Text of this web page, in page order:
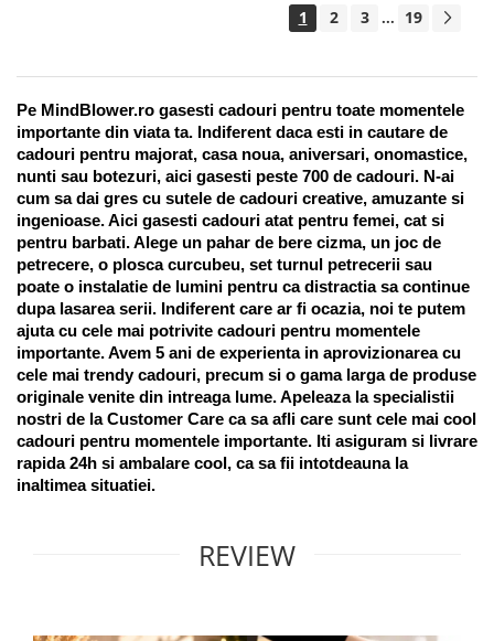
1 2 3 ... 19
Pe MindBlower.ro gasesti cadouri pentru toate momentele
importante din viata ta. Indiferent daca esti in cautare de
cadouri pentru majorat, casa noua, aniversari, onomastice,
nunti sau botezuri, aici gasesti peste 700 de cadouri. N-ai
cum sa dai gres cu sutele de cadouri creative, amuzante si
ingenioase. Aici gasesti cadouri atat pentru femei, cat si
pentru barbati. Alege un pahar de bere cizma, un joc de
petrecere, o plosca curcubeu, set turnul petrecerii sau
poate o instalatie de lumini pentru ca distractia sa continue
dupa lasarea serii. Indiferent care ar fi ocazia, noi te putem
ajuta cu cele mai potrivite cadouri pentru momentele
importante. Avem 5 ani de experienta in aprovizionarea cu
cele mai trendy cadouri, precum si o gama larga de produse
originale venite din intreaga lume. Apeleaza la specialistii
nostri de la Customer Care ca sa afli care sunt cele mai cool
cadouri pentru momentele importante. Iti asiguram si livrare
rapida 24h si ambalare cool, ca sa fii intotdeauna la
inaltimea situatiei.
REVIEW